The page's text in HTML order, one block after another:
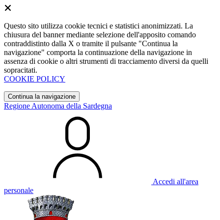
Questo sito utilizza cookie tecnici e statistici anonimizzati. La
chiusura del banner mediante selezione dell'apposito comando
contraddistinto dalla X o tramite il pulsante "Continua la
navigazione" comporta la continuazione della navigazione in
assenza di cookie o altri strumenti di tracciamento diversi da quelli
sopracitati.
COOKIE POLICY
Continua la navigazione
Regione Autonoma della Sardegna
Accedi all'area
personale